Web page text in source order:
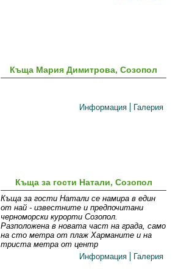
Къща Мария Димитрова, Созопол
Информация Галерия
Къща за гости Натали, Созопол
Къща за гости Натали се намира в един
от най - известните и предпочитани
черноморски курорти Созопол.
Разположена в новата част на града, само
на сто метра от плаж Харманите и на
триста метра от центр
Информация
Галерия